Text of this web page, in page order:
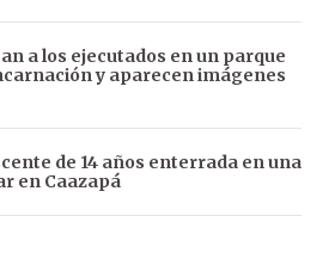
a los ejecutados en un parque
y aparecen imágenes
de 14 años enterrada en una
en Caazapá